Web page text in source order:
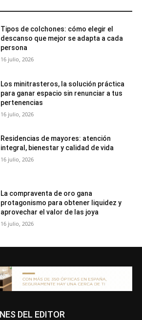
Tipos de colchones: cómo elegir el
descanso que mejor se adapta a cada
persona
16 julio, 2026
Los minitrasteros, la solución práctica
para ganar espacio sin renunciar a tus
pertenencias
16 julio, 2026
Residencias de mayores: atención
integral, bienestar y calidad de vida
16 julio, 2026
La compraventa de oro gana
protagonismo para obtener liquidez y
aprovechar el valor de las joya
16 julio, 2026
DEL EDITOR